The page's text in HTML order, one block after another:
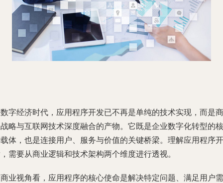
字经济时代，应用程序开发已不再是单纯的技术实现，而是商
略与互联网技术深度融合的产物。它既是企业数字化转型的核
体，也是连接用户、服务与价值的关键桥梁。理解应用程序开
需要从商业逻辑和技术架构两个维度进行透视。
业视角看，应用程序的核心使命是解决特定问题、满足用户需